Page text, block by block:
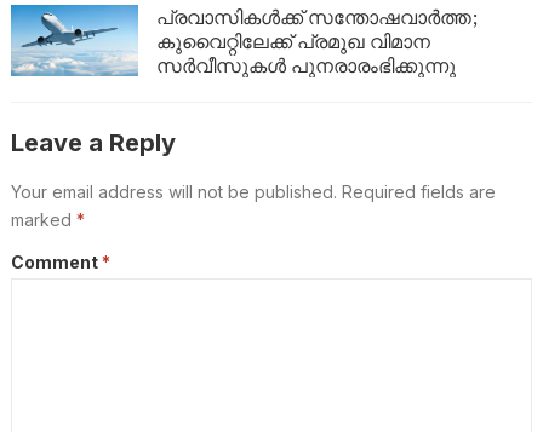
യാത്രാവിലക്ക്
പ്രവാസികൾക്ക് സന്തോഷവാർത്ത;
കുവൈറ്റിലേക്ക് പ്രമുഖ വിമാന
സർവീസുകൾ പുനരാരംഭിക്കുന്നു
Leave a Reply
Your email address will not be published. Required fields are
marked *
Comment *